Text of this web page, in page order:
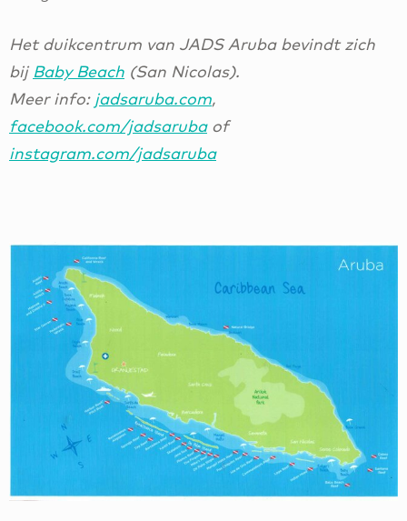
Het duikcentrum van JADS Aruba bevindt zich
bij Baby Beach (San Nicolas).
Meer info: jadsaruba.com,
facebook.com/jadsarubaof
instagram.com/jadsaruba